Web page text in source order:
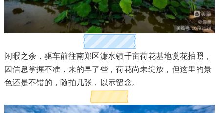
闲暇之余，驱车前往南郑区濂水镇千亩荷花基地赏花拍照，
因信息掌握不准，来的早了些，荷花尚未绽放，但这里的景
色还是不错的，随拍几张，以示留念。